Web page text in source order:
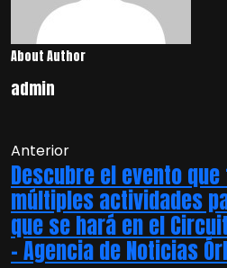
About Author
admin
Anterior
Descubre el evento
múltiples actividades
que se hará en el
– Agencia de Noticias